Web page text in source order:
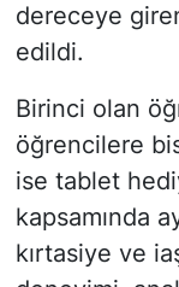
dereceye
edildi.
Birinci olan
öğrencilere
ise tablet
kapsamında
kırtasiye ve